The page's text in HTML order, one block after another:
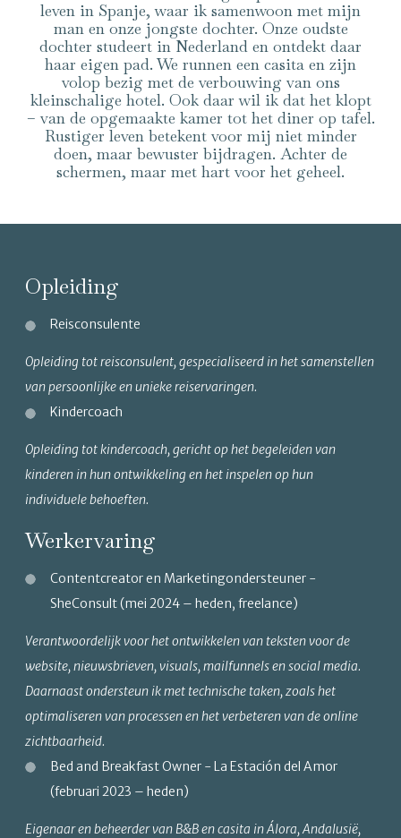
leven in Spanje, waar ik samenwoon met mijn
man en onze jongste dochter. Onze oudste
dochter studeert in Nederland en ontdekt daar
haar eigen pad. We runnen een casita en zijn
volop bezig met de verbouwing van ons
kleinschalige hotel. Ook daar wil ik dat het klopt
– van de opgemaakte kamer tot het diner op tafel.
Rustiger leven betekent voor mij niet minder
doen, maar bewuster bijdragen. Achter de
schermen, maar met hart voor het geheel.
Opleiding
Reisconsulente
Opleiding tot reisconsulent, gespecialiseerd in het samenstellen
van persoonlijke en unieke reiservaringen.
Kindercoach
Opleiding tot kindercoach, gericht op het begeleiden van
kinderen in hun ontwikkeling en het inspelen op hun
individuele behoeften.
Werkervaring
Contentcreator en Marketingondersteuner -
SheConsult (mei 2024 – heden, freelance)
Verantwoordelijk voor het ontwikkelen van teksten voor de
website, nieuwsbrieven, visuals, mailfunnels en social media.
Daarnaast ondersteun ik met technische taken, zoals het
optimaliseren van processen en het verbeteren van de online
zichtbaarheid.
Bed and Breakfast Owner - La Estación del Amor
(februari 2023 – heden)
Eigenaar en beheerder van B&B en casita in Álora, Andalusië,